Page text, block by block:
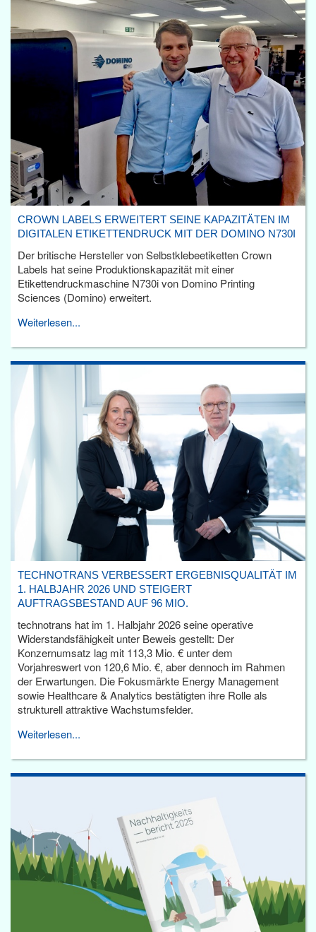
CROWN LABELS ERWEITERT SEINE KAPAZITÄTEN IM
DIGITALEN ETIKETTENDRUCK MIT DER DOMINO N730I
Der britische Hersteller von Selbstklebeetiketten Crown
Labels hat seine Produktionskapazität mit einer
Etikettendruckmaschine N730i von Domino Printing
Sciences (Domino) erweitert.
Weiterlesen...
TECHNOTRANS VERBESSERT ERGEBNISQUALITÄT IM
1. HALBJAHR 2026 UND STEIGERT
AUFTRAGSBESTAND AUF 96 MIO.
technotrans hat im 1. Halbjahr 2026 seine operative
Widerstandsfähigkeit unter Beweis gestellt: Der
Konzernumsatz lag mit 113,3 Mio. € unter dem
Vorjahreswert von 120,6 Mio. €, aber dennoch im Rahmen
der Erwartungen. Die Fokusmärkte Energy Management
sowie Healthcare & Analytics bestätigten ihre Rolle als
strukturell attraktive Wachstumsfelder.
Weiterlesen...